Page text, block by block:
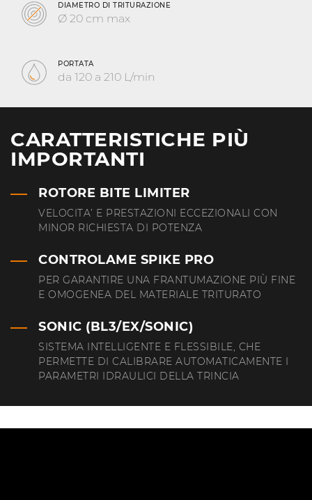
DIAMETRO DI TRITURAZIONE
Ø 20 cm max
PORTATA
da 120 a 210 L/min
CARATTERISTICHE PIÙ
IMPORTANTI
ROTORE BITE LIMITER
VELOCITA’ E PRESTAZIONI ECCEZIONALI CON
MINOR RICHIESTA DI POTENZA
CONTROLAME SPIKE PRO
PER GARANTIRE UNA FRANTUMAZIONE PIÙ FINE
E OMOGENEA DEL MATERIALE TRITURATO
SONIC (BL3/EX/SONIC)
SISTEMA INTELLIGENTE E FLESSIBILE, CHE
PERMETTE DI CALIBRARE AUTOMATICAMENTE I
PARAMETRI IDRAULICI DELLA TRINCIA